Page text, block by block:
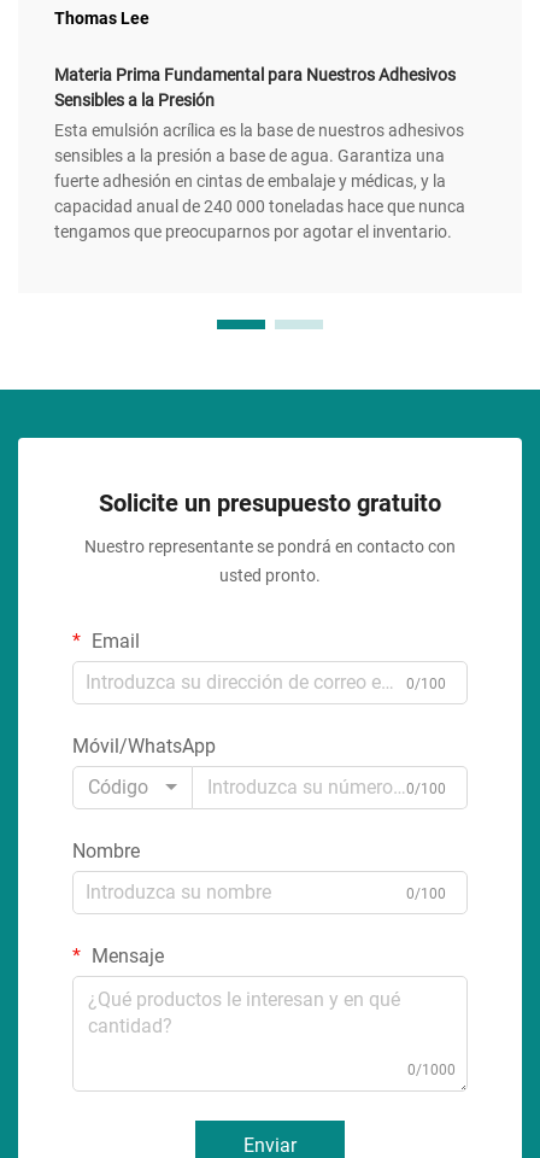
Thomas Lee
Materia Prima Fundamental para Nuestros Adhesivos
Sensibles a la Presión
Esta emulsión acrílica es la base de nuestros adhesivos
sensibles a la presión a base de agua. Garantiza una
fuerte adhesión en cintas de embalaje y médicas, y la
capacidad anual de 240 000 toneladas hace que nunca
tengamos que preocuparnos por agotar el inventario.
Solicite un presupuesto gratuito
Nuestro representante se pondrá en contacto con
usted pronto.
Email
0/100
Móvil/WhatsApp
Código
0/100
Nombre
0/100
Mensaje
0/1000
Enviar